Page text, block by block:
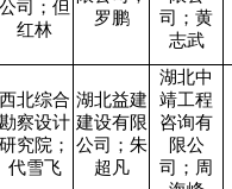
公司；但
红林
罗鹏
司；黄
志武
西北综合
勘察设计
研究院；
代雪飞
湖北益建
建设有限
公司；朱
超凡
湖北中
靖工程
咨询有
限公
司；周